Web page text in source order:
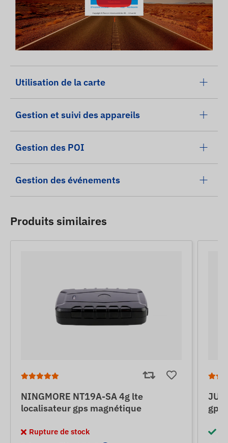
Utilisation de la carte
Gestion et suivi des appareils
Gestion des POI
Gestion des événements
Produits similaires
NINGMORE NT19A-SA 4g lte
localisateur gps magnétique
Rupture de stock
gps